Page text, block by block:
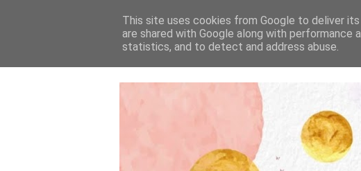
This site uses cookies from Google to deliver
are shared with Google along with
statistics, and to detect and address abuse.